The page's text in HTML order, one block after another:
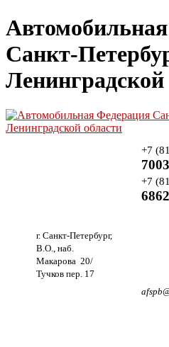
Санкт-
Ленинградской
г. Санкт-Петербург,
В.О., наб.
Макарова 20/
Тучков пер. 17
+7
7003
+7
6862